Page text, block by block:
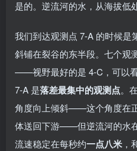
是的。逆流河的水，从海拔低
我们到达观测点 7-A 的时候是
斜铺在裂谷的东半段。七个观
——视野最好的是 4-C，可以
7-A 是落差最集中的观测点。
角度向上倾斜——这个角度在
体送回下游——但逆流河的水
流速稳定在每秒约一点八米 ，